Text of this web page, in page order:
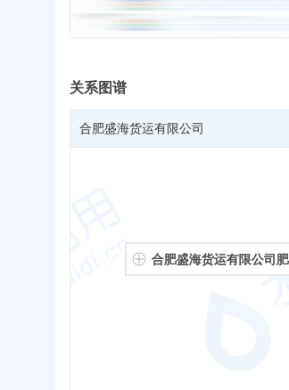
关系图谱
合肥盛海货运有限公司
合肥盛海货运有限公司